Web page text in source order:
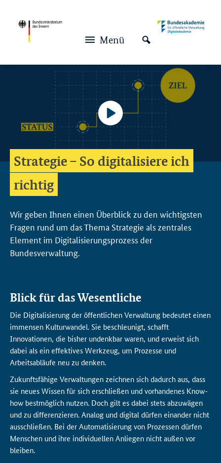
Menü
Strategie – So digitalisiere ich
richtig
Wir geben Ihnen einen Überblick zu den wichtigsten
Fragen rund um das Thema Strategie als zentrales
Element im Digitalisierungsprozess der
Bundesverwaltung.
Blick für das Wesentliche
Die Digitalisierung der öffentlichen Verwaltung bedeutet einen
immensen Kulturwandel. Sie beschleunigt, schafft
Innovationen, die bisher undenkbar waren, und erweist sich
dabei als ein effektives Werkzeug, um Prozesse und
Arbeitsabläufe neu zu denken.
Zukunftsfähige Verwaltungen zeichnen sich dadurch aus, dass
sie neues Wissen für sich erschließen und vorhandenes Know-
how bestmöglich nutzen. Doch gilt es dabei stets abzuwägen
und zu differenzieren. Analog und digital dürfen einander nicht
ausschließen. Bei der Automatisierung von Prozessen dürfen
Menschen und ihre individuellen Anliegen nicht außen vor
bleiben.